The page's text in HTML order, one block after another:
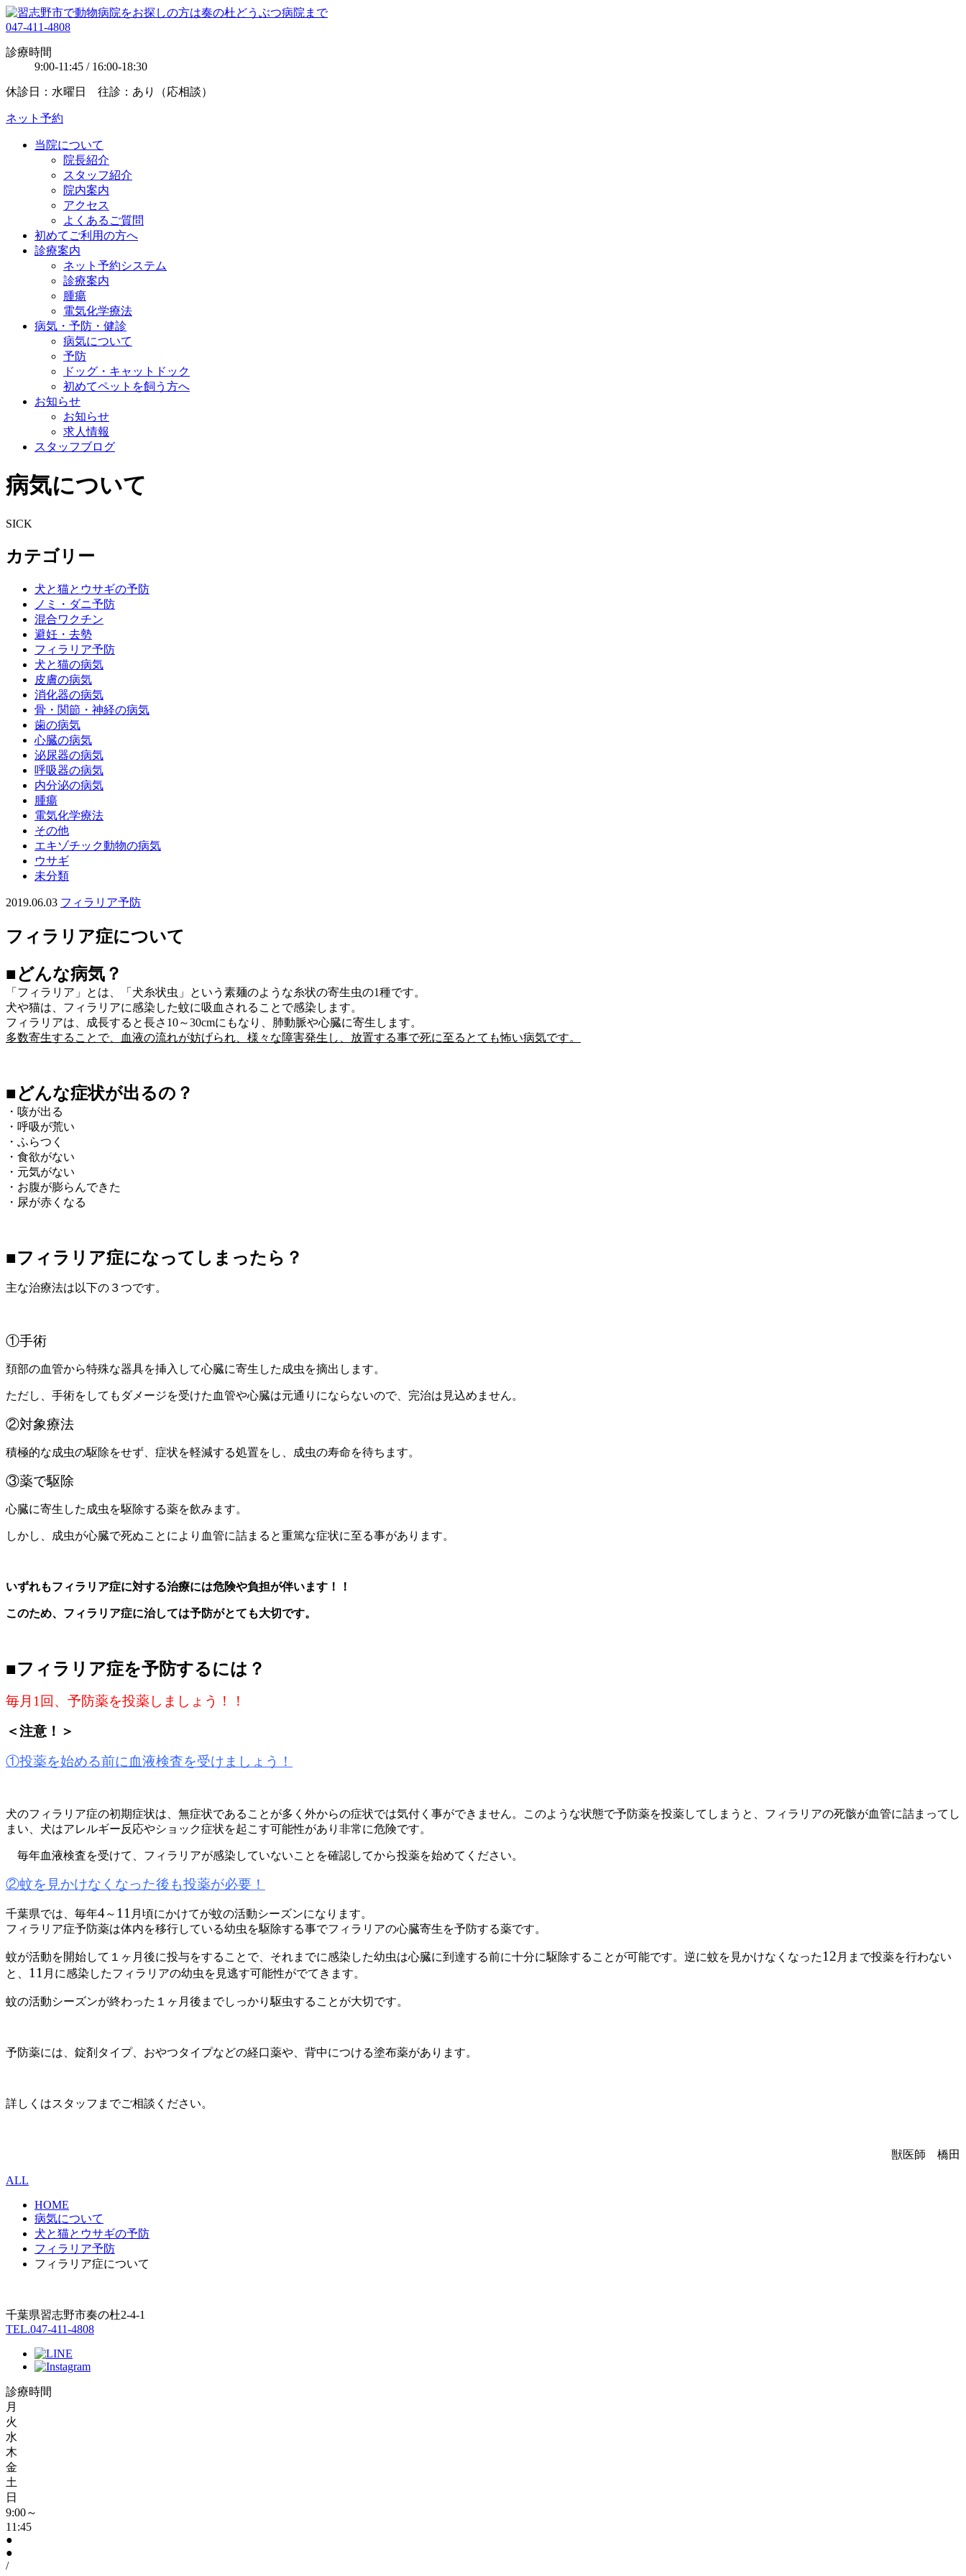
047-411-4808
診療時間
9:00-11:45 / 16:00-18:30
休診日：水曜日 往診：あり（応相談）
ネット予約
当院について
院長紹介
スタッフ紹介
院内案内
アクセス
よくあるご質問
初めてご利用の方へ
診療案内
ネット予約システム
診療案内
腫瘍
電気化学療法
病気・予防・健診
病気について
予防
ドッグ・キャットドック
初めてペットを飼う方へ
お知らせ
お知らせ
求人情報
スタッフブログ
病気について
SICK
カテゴリー
犬と猫とウサギの予防
ノミ・ダニ予防
混合ワクチン
避妊・去勢
フィラリア予防
犬と猫の病気
皮膚の病気
消化器の病気
骨・関節・神経の病気
歯の病気
心臓の病気
泌尿器の病気
呼吸器の病気
内分泌の病気
腫瘍
電気化学療法
その他
エキゾチック動物の病気
ウサギ
未分類
2019.06.03 フィラリア予防
フィラリア症について
■どんな病気？
「フィラリア」とは、「犬糸状虫」という素麺のような糸状の寄生虫の1種です。
犬や猫は、フィラリアに感染した蚊に吸血されることで感染します。
フィラリアは、成長すると長さ10～30cmにもなり、肺動脈や心臓に寄生します。
多数寄生することで、血液の流れが妨げられ、様々な障害発生し、放置する事で死に至るとても怖い病気です。
■どんな症状が出るの？
・咳が出る
・呼吸が荒い
・ふらつく
・食欲がない
・元気がない
・お腹が膨らんできた
・尿が赤くなる
■フィラリア症になってしまったら？
主な治療法は以下の３つです。
①手術
頚部の血管から特殊な器具を挿入して心臓に寄生した成虫を摘出します。
ただし、手術をしてもダメージを受けた血管や心臓は元通りにならないので、完治は見込めません。
②対象療法
積極的な成虫の駆除をせず、症状を軽減する処置をし、成虫の寿命を待ちます。
③薬で駆除
心臓に寄生した成虫を駆除する薬を飲みます。
しかし、成虫が心臓で死ぬことにより血管に詰まると重篤な症状に至る事があります。
いずれもフィラリア症に対する治療には危険や負担が伴います！！
このため、フィラリア症に治しては予防がとても大切です。
■フィラリア症を予防するには？
毎月1回、予防薬を投薬しましょう！！
＜注意！＞
①投薬を始める前に血液検査を受けましょう！
犬のフィラリア症の初期症状は、無症状であることが多く外からの症状では気付く事ができません。このような状態で予防薬を投薬してしまうと、フィラリアの死骸が血管に詰まってし
まい、犬はアレルギー反応やショック症状を起こす可能性があり非常に危険です。
毎年血液検査を受けて、フィラリアが感染していないことを確認してから投薬を始めてください。
②蚊を見かけなくなった後も投薬が必要！
千葉県では、毎年4～ 11 月頃にかけてが蚊の活動シーズンになります。
フィラリア症予防薬は体内を移行している幼虫を駆除する事でフィラリアの心臓寄生を予防する薬です。
蚊が活動を開始して１ヶ月後に投与をすることで、それまでに感染した幼虫は心臓に到達する前に十分に駆除することが可能です。逆に蚊を見かけなくなった12 月まで投薬を行わない
と、 11 月に感染したフィラリアの幼虫を見逃す可能性がでてきます。
蚊の活動シーズンが終わった１ヶ月後までしっかり駆虫することが大切です。
予防薬には、錠剤タイプ、おやつタイプなどの経口薬や、背中につける塗布薬があります。
詳しくはスタッフまでご相談ください。
獣医師 橋田
ALL
HOME
病気について
犬と猫とウサギの予防
フィラリア予防
フィラリア症について
千葉県習志野市奏の杜2-4-1
TEL.047-411-4808
診療時間
月
火
水
木
金
土
日
9:00～
11:45
●
●
/